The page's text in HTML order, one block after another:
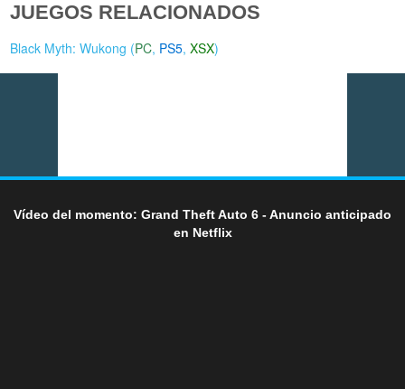
JUEGOS RELACIONADOS
Black Myth: Wukong (PC, PS5,XSX)
Vídeo del momento: Grand Theft Auto 6 - Anuncio anticipado
en Netflix